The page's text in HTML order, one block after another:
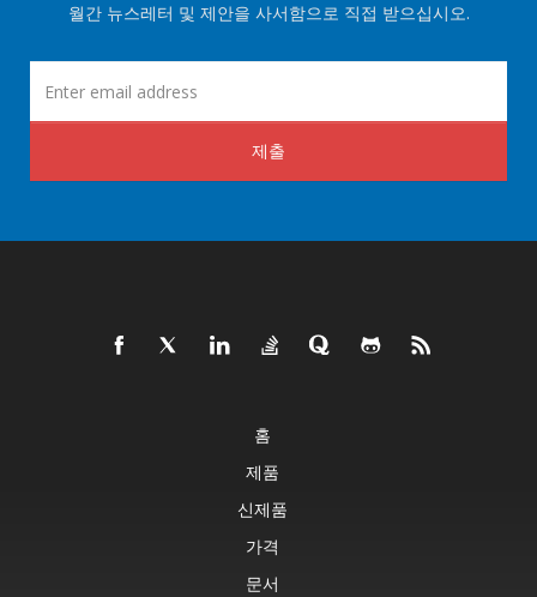
월간 뉴스레터 및 제안을 사서함으로 직접 받으십시오.
제출
홈
제품
신제품
가격
문서